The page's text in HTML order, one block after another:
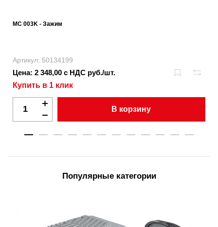
MC 003K - Зажим
Артикул: 50134199
Цена: 2 348,00 с НДС руб./шт.
Купить в 1 клик
В корзину
Популярные категории